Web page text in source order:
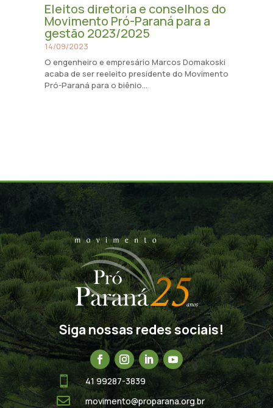
Eleitos diretoria e conselhos do
Movimento Pró-Paraná para a
gestão 2023/2025
14/09/2023
O engenheiro e empresário Marcos Domakoski
acaba de ser reeleito presidente do Movimento
Pró-Paraná para o biênio...
Siga nossas redes sociais!
 41 99287-3839
 movimento@proparana.org.br